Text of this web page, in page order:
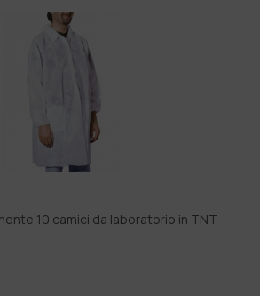
10 camici da laboratorio in TNT